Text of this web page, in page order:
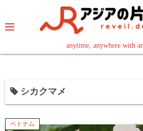
テ
プ
anytime, anywhere with
read in your
シカクマメ
ベトナム